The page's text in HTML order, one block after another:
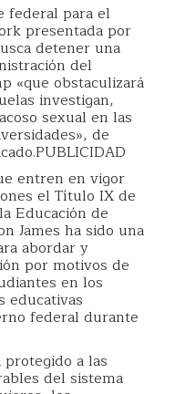
federal para el
presentada por
detener una
del
«que obstaculizará
investigan,
sexual en las
de
entren en vigor
el Título IX de
Educación de
James ha sido una
abordar y
por motivos de
en los
educativas
federal durante
protegido a las
del sistema